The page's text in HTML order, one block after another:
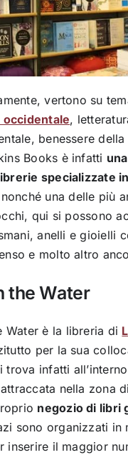
vertono su
,
benessere
Books è infatti
specializzate
una delle più
qui si possono
anelli e gioielli
e molto altro
the Water
Water è la libreria di
per la sua
trova infatti
nella zona
negozio di libri
sono organizzati in
inserire il maggior